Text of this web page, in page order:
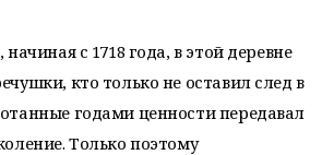
с 1718 года, в этой деревне
кто только не оставил след в
годами ценности передавал
Только поэтому